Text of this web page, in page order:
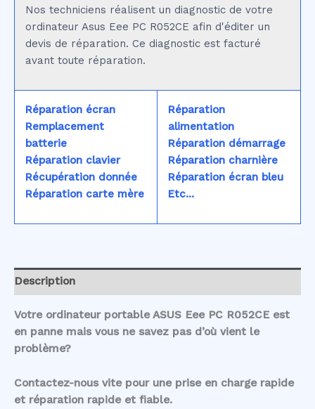
Nos techniciens réalisent un diagnostic de votre
ordinateur Asus Eee PC R052CE afin d'éditer un
devis de réparation. Ce diagnostic est facturé
avant toute réparation.
Réparation écran
Remplacement
batterie
Réparation clavier
Récupération donnée
Réparation carte mère
Réparation
alimentation
Réparation démarrage
Réparation charnière
Réparation écran bleu
Etc...
Description
Votre ordinateur portable ASUS Eee PC R052CE est
en panne mais vous ne savez pas d’où vient le
problème?
Contactez-nous vite pour une prise en charge rapide
et réparation rapide et fiable.